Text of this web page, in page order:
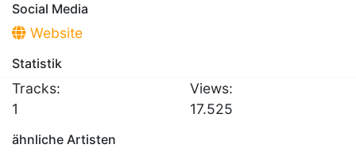
Social Media
Website
Statistik
Tracks:
1
Views:
17.525
ähnliche Artisten